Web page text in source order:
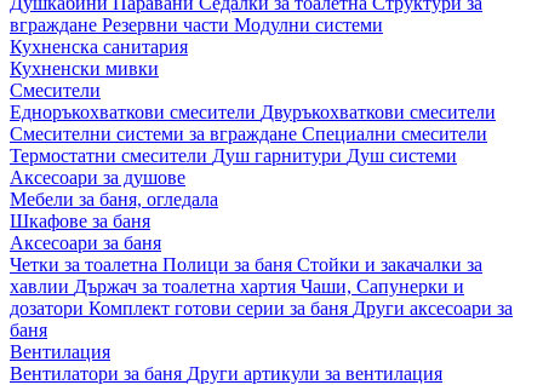
вграждане Резервни части Модулни системи
Кухненска санитария
Кухненски мивки
Смесители
Едноръкохваткови смесители Двуръкохваткови смесители
Смесителни системи за вграждане Специални смесители
Термостатни смесители Душ гарнитури Душ системи
Аксесоари за душове
Мебели за баня, огледала
Шкафове за баня
Аксесоари за баня
Четки за тоалетна Полици за баня Стойки и закачалки за
хавлии Държач за тоалетна хартия Чаши, Сапунерки и
дозатори Комплект готови серии за баня Други аксесоари за
баня
Вентилация
Вентилатори за баня Други артикули за вентилация